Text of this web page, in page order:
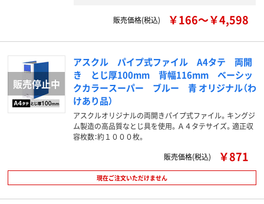
販売価格(税込) ￥166～￥4,598
アスクル パイプ式ファイル A4タテ 両開
き とじ厚100mm 背幅116mm ベーシッ
クカラースーパー ブルー 青 オリジナル（わ
けあり品）
アスクルオリジナルの両開きパイプ式ファイル。キングジ
ム製造の高品質なとじ具を使用。Ａ４タテサイズ。適正収
容枚数：約１０００枚。
販売価格(税込)
￥871
現在ご注文いただけません